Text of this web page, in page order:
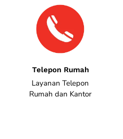
Telepon Rumah
Layanan Telepon
Rumah dan Kantor